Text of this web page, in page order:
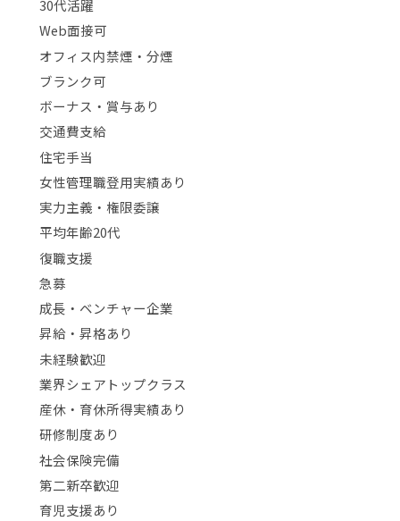
30代活躍
Web面接可
オフィス内禁煙・分煙
ブランク可
ボーナス・賞与あり
交通費支給
住宅手当
女性管理職登用実績あり
実力主義・権限委譲
平均年齢20代
復職支援
急募
成長・ベンチャー企業
昇給・昇格あり
未経験歓迎
業界シェアトップクラス
産休・育休所得実績あり
研修制度あり
社会保険完備
第二新卒歓迎
育児支援あり